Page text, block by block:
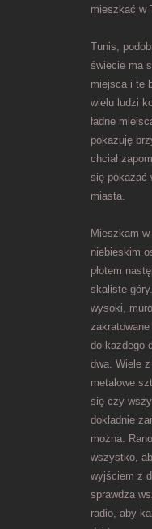
mieszkać w
Tunis,
świecie ma
miejsca i te
wielu ludzi
ładne
pokazuję
chciał
się pokazać
miasta.
Mieszkam w
niebieskim
płotem
skaliste
wysoki,
do każdego
dwa. Wiele
metalowe
się czy
dokładnie
można.
wszystko,
wyjściem z
sprawdza
radio, aby